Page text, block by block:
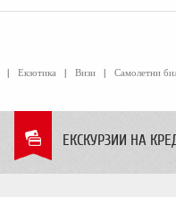
| Екзотика | Визи | Самолетни
ЕКСКУРЗИИ НА